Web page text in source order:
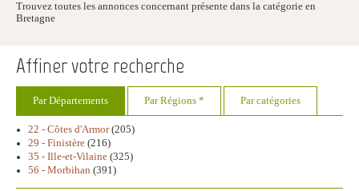
Trouvez toutes les annonces concernant présente dans la catégorie en
Bretagne
Affiner votre recherche
Par Départements Par Régions * Par catégories
22 - Côtes d'Armor(205)
29 - Finistère (216)
35 - Ille-et-Vilaine (325)
56 - Morbihan (391)